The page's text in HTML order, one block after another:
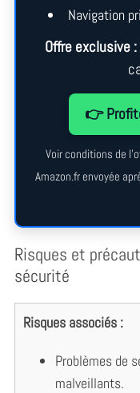
Navigation
Offre exclusive :
👉
Voir conditions de
Amazon.fr envoyée
Risques et
sécurité
Risques associés :
Problèmes de
malveillants.